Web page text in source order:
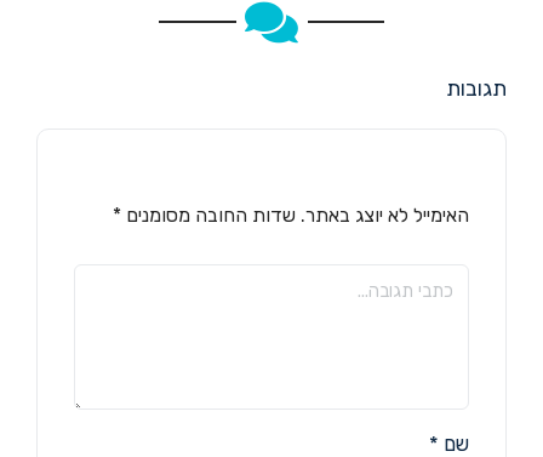
תגובות
האימייל לא יוצג באתר. שדות החובה מסומנים *
שם *